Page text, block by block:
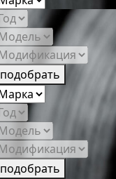
подобрать
подобрать